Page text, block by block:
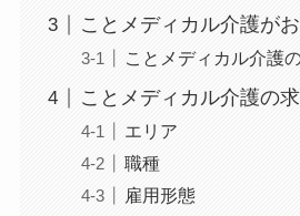
ことメディカル介護が
ことメディカル介護
ことメディカル介護の
エリア
職種
雇用形態